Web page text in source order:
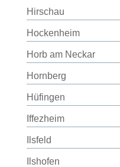
Hirschau
Hockenheim
Horb am Neckar
Hornberg
Hüfingen
Iffezheim
Ilsfeld
Ilshofen